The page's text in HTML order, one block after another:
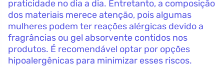
praticidade no dia a dia. Entretanto, a composição
dos materiais merece atenção, pois algumas
mulheres podem ter reações alérgicas devido a
fragrâncias ou gel absorvente contidos nos
produtos. É recomendável optar por opções
hipoalergênicas para minimizar esses riscos.